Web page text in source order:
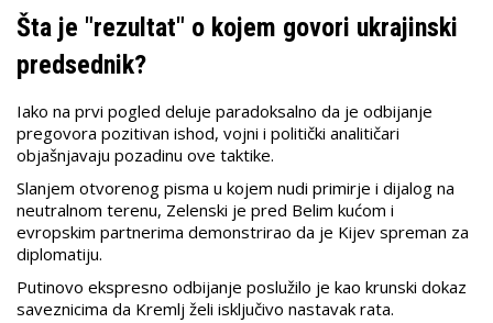
Šta je "rezultat" o kojem govori ukrajinski
predsednik?
Iako na prvi pogled deluje paradoksalno da je odbijanje
pregovora pozitivan ishod, vojni i politički analitičari
objašnjavaju pozadinu ove taktike.
Slanjem otvorenog pisma u kojem nudi primirje i dijalog na
neutralnom terenu, Zelenski je pred Belim kućom i
evropskim partnerima demonstrirao da je Kijev spreman za
diplomatiju.
Putinovo ekspresno odbijanje poslužilo je kao krunski dokaz
saveznicima da Kremlj želi isključivo nastavak rata.